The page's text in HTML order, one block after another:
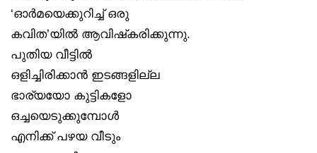
‘ഓർമയെക്കുറിച്ച് ഒരു
കവിത’യിൽ ആവിഷ്‌കരിക്കുന്നു.
പുതിയ വീട്ടിൽ
ഒളിച്ചിരിക്കാൻ ഇടങ്ങളില്ല
ഭാര്യയോ കുട്ടികളോ
ഒച്ചയെടുക്കുമ്പോൾ
എനിക്ക് പഴയ വീടും